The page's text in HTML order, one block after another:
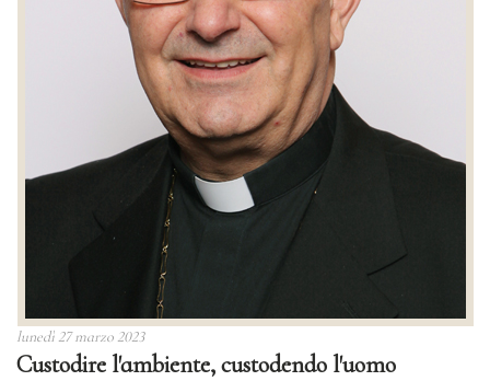
lunedì 27 marzo 2023
Custodire l'ambiente, custodendo l'uomo